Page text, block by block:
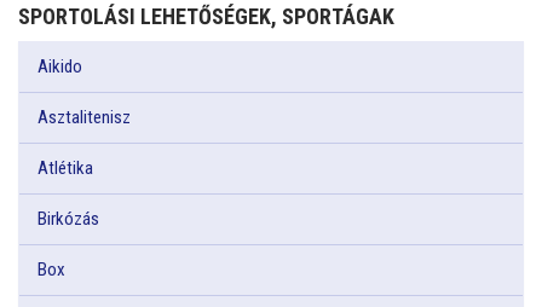
SPORTOLÁSI LEHETŐSÉGEK, SPORTÁGAK
Aikido
Asztalitenisz
Atlétika
Birkózás
Box